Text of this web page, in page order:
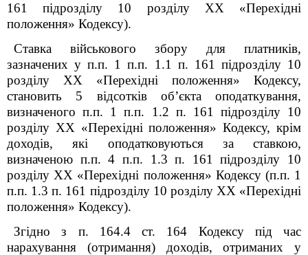
161 підрозділу 10 розділу XX «Перехідні
положення» Кодексу).
Ставка військового збору для платників,
зазначених у п.п. 1 п.п. 1.1 п. 161
підрозділу 10
розділу XX «Перехідні положення» Кодексу,
становить 5 відсотків об’єкта оподаткування,
визначеного п.п. 1 п.п. 1.2 п. 161
підрозділу 10
розділу XX «Перехідні положення» Кодексу, крім
доходів, які оподатковуються за ставкою,
визначеною п.п. 4 п.п. 1.3 п. 161
підрозділу 10
розділу XX «Перехідні положення» Кодексу (п.п. 1
п.п. 1.3 п. 161 підрозділу 10 розділу XX «Перехідні
положення» Кодексу).
Згідно з п. 164.4 ст. 164 Кодексу під час
нарахування (отримання) доходів, отриманих у